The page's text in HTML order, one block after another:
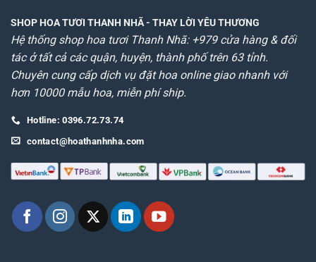
SHOP HOA TƯƠI THANH NHÃ- THAY LỜI YÊU THƯƠNG
Hệ thống shop hoa tươi Thanh Nhã: +979 cửa hàng & đối
tác ở tất cả các quận, huyện, thành phố trên 63 tỉnh.
Chuyên cung cấp dịch vụ đặt hoa online giao nhanh với
hơn 10000 mẫu hoa, miễn phí ship.
Hotline: 0396.72.73.74
contact@hoathanhnha.com